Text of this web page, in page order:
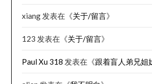
xiang 发表在《关于/留言》
123 发表在《关于/留言》
Paul Xu 318 发表在《跟着盲人弟兄姐